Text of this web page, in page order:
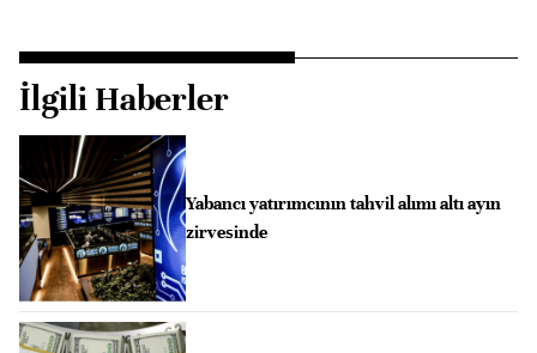
İlgili Haberler
Yabancı yatırımcının tahvil alımı altı ayın
zirvesinde